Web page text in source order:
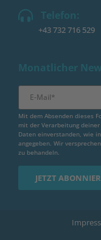
Telefon:
+43 732 716 529
Monatlicher
Mit dem Absenden dieses
mit der Verarbeitung
Daten einverstanden, wie
angegeben. Wir
zu behandeln.